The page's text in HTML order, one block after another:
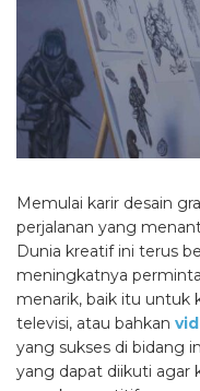
Memulai karir desain
perjalanan yang
Dunia kreatif ini terus
meningkatnya
menarik, baik itu untuk
televisi, atau bahkan
yang sukses di bidang
yang dapat diikuti agar